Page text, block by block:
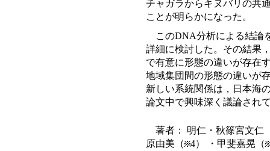
チャガラからキヌバリの共
ことが明らかになった。
このDNA分析による結論
詳細に検討した。その結果
で有意に形態の違いが存在
地域集団間の形態の違いが
新しい系統関係は，日本海
論文中で興味深く議論され
著者： 明仁・秋篠宮文仁
原由美（
4） ・甲斐嘉晃（